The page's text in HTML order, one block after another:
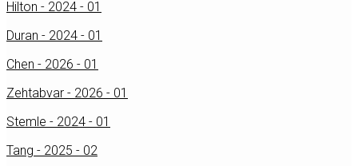
Hilton - 2024 - 01
Duran - 2024 - 01
Chen - 2026 - 01
Zehtabvar - 2026 - 01
Stemle - 2024 - 01
Tang - 2025 - 02